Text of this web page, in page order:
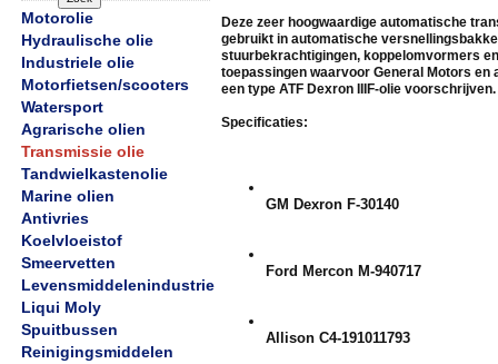
Motorolie
Hydraulische olie
Industriele olie
Motorfietsen/scooters
Watersport
Agrarische olien
Transmissie olie
Tandwielkastenolie
Marine olien
Antivries
Koelvloeistof
Smeervetten
Levensmiddelenindustrie
Liqui Moly
Spuitbussen
Reinigingsmiddelen
Deze zeer hoogwaardige automatische
gebruikt in automatische
stuurbekrachtigingen, koppelomvormers
toepassingen waarvoor General Motors
een type ATF Dexron IIIF-olie voorschrijven.
Specificaties:
GM Dexron F-30140
Ford Mercon M-940717
Allison C4-191011793